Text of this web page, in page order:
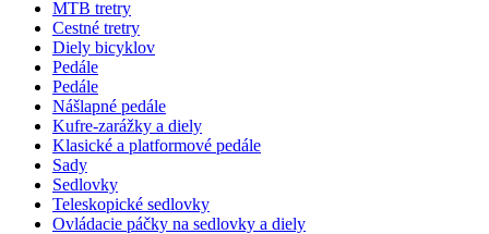
MTB tretry
Cestné tretry
Diely bicyklov
Pedále
Pedále
Nášlapné pedále
Kufre-zarážky a diely
Klasické a platformové pedále
Sady
Sedlovky
Teleskopické sedlovky
Ovládacie páčky na sedlovky a diely